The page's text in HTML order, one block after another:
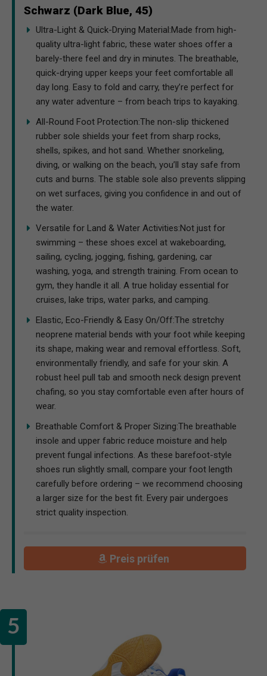
Schwarz (Dark Blue, 45)
Ultra-Light & Quick-Drying Material:Made from high-
quality ultra-light fabric, these water shoes offer a
barely-there feel and dry in minutes. The breathable,
quick-drying upper keeps your feet comfortable all
day long. Easy to fold and carry, they’re perfect for
any water adventure – from beach trips to kayaking.
All-Round Foot Protection:The non-slip thickened
rubber sole shields your feet from sharp rocks,
shells, spikes, and hot sand. Whether snorkeling,
diving, or walking on the beach, you’ll stay safe from
cuts and burns. The stable sole also prevents slipping
on wet surfaces, giving you confidence in and out of
the water.
Versatile for Land & Water Activities:Not just for
swimming – these shoes excel at wakeboarding,
sailing, cycling, jogging, fishing, gardening, car
washing, yoga, and strength training. From ocean to
gym, they handle it all. A true holiday essential for
cruises, lake trips, water parks, and camping.
Elastic, Eco-Friendly & Easy On/Off:The stretchy
neoprene material bends with your foot while keeping
its shape, making wear and removal effortless. Soft,
environmentally friendly, and safe for your skin. A
robust heel pull tab and smooth neck design prevent
chafing, so you stay comfortable even after hours of
wear.
Breathable Comfort & Proper Sizing:The breathable
insole and upper fabric reduce moisture and help
prevent fungal infections. As these barefoot-style
shoes run slightly small, compare your foot length
carefully before ordering – we recommend choosing
a larger size for the best fit. Every pair undergoes
strict quality inspection.
Preis prüfen